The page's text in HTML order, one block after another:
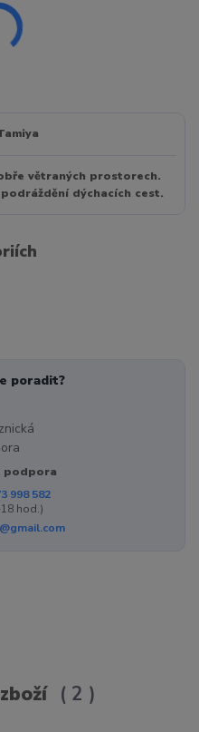
větraných prostorech.
dýchacích cest.
poradit?
podpora
998 582
hod.)
2